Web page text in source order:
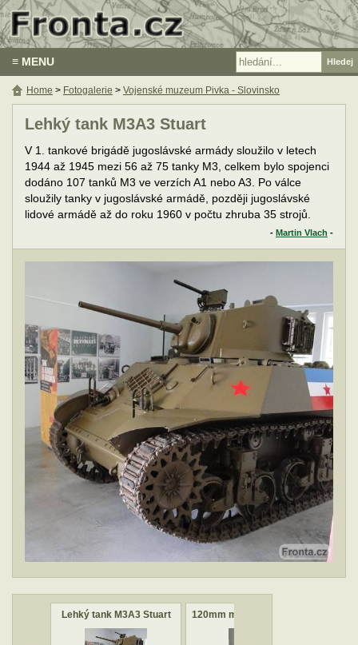
≡ MENU
Lehký tank M3A3 Stuart
V 1. tankové brigádě jugoslávské armády sloužilo v letech
1944 až 1945 mezi 56 až 75 tanky M3, celkem bylo spojenci
dodáno 107 tanků M3 ve verzích A1 nebo A3. Po válce
sloužily tanky v jugoslávské armádě, později jugoslávské
lidové armádě až do roku 1960 v počtu zhruba 35 strojů.
- Martin Vlach -
Lehký tank M3A3 Stuart 120mm minomet md.1942
Home > Fotogalerie > Vojenské muzeum Pivka - Slovinsko